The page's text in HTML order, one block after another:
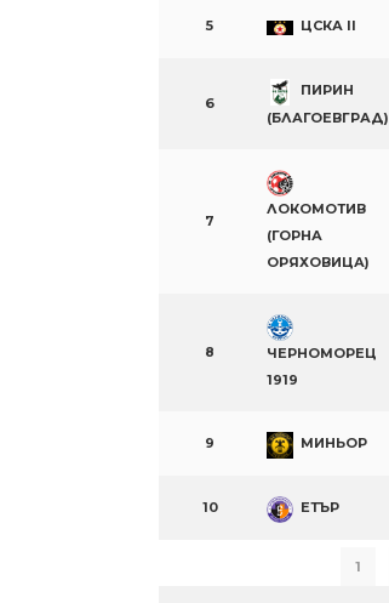
5 ЦСКА II
6
ПИРИН
(БЛАГОЕВГРАД)
7
ЛОКОМОТИВ
(ГОРНА
ОРЯХОВИЦА)
8
ЧЕРНОМОРЕЦ
1919
9 МИНЬОР
10 ЕТЪР
1